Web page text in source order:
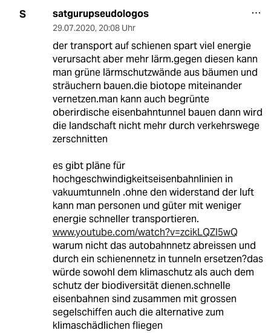
S satgurupseudologos
29.07.2020, 20:08 Uhr
der transport auf schienen spart viel energie
verursacht aber mehr lärm.gegen diesen kann
man grüne lärmschutzwände aus bäumen und
sträuchern bauen.die biotope miteinander
vernetzen.man kann auch begrünte
oberirdische eisenbahntunnel bauen dann wird
die landschaft nicht mehr durch verkehrswege
zerschnitten
es gibt pläne für
hochgeschwindigkeitseisenbahnlinien in
vakuumtunneln .ohne den widerstand der luft
kann man personen und güter mit weniger
energie schneller transportieren.
www.youtube.com/watch?v=zcikLQZI5wQ
warum nicht das autobahnnetz abreissen und
durch ein schienennetz in tunneln ersetzen?das
würde sowohl dem klimaschutz als auch dem
schutz der biodiversität dienen.schnelle
eisenbahnen sind zusammen mit grossen
segelschiffen auch die alternative zum
klimaschädlichen fliegen